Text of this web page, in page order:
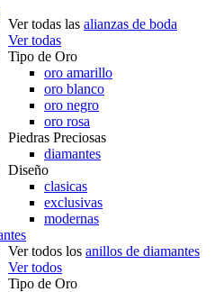
Ver todas las alianzas de boda
Ver todas
Tipo de Oro
oro amarillo
oro blanco
oro negro
oro rosa
Piedras Preciosas
diamantes
Diseño
clasicas
exclusivas
modernas
Ver todos los anillos de diamantes
Ver todos
Tipo de Oro